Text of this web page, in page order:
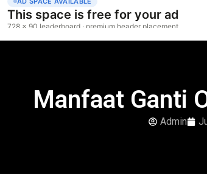
Manfaat Ganti
Admin